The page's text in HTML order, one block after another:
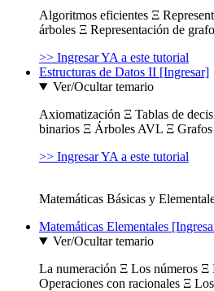
Algoritmos eficientes Ξ
árboles Ξ Representación de
>> Ingresar YA a este tutorial
Estructuras de Datos II [Ingresar]
Ver/Ocultar temario
Axiomatización Ξ Tablas de
binarios Ξ Árboles AVL Ξ
>> Ingresar YA a este tutorial
Matemáticas Básicas y
Matemáticas Elementales
Ver/Ocultar temario
La numeración Ξ Los números Ξ
Operaciones con racionales Ξ